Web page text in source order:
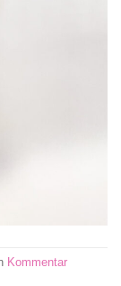
Kommentar